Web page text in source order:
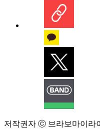
저작권자 ⓒ 브라보마이라